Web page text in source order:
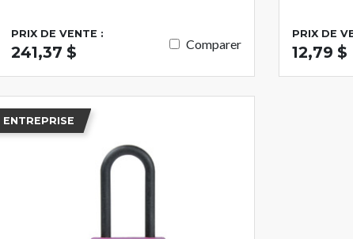
PRIX DE VENTE :
241,37 $ Comparer
PRIX DE
12,79 $
ENTREPRISE